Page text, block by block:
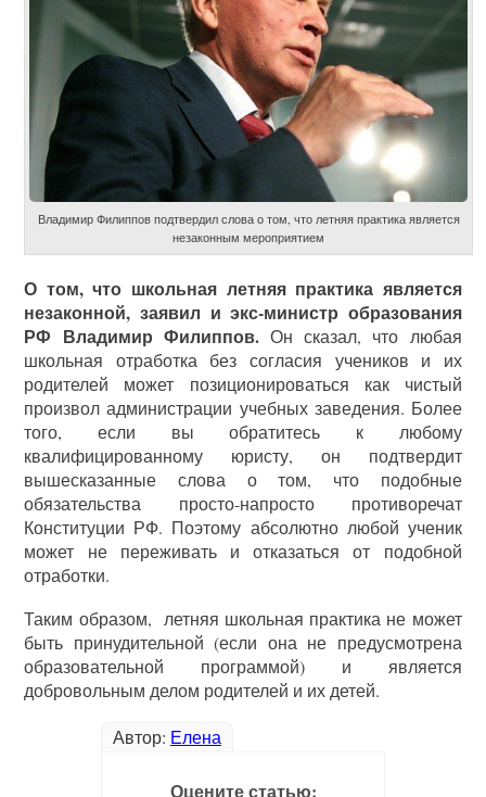
Владимир Филиппов подтвердил слова о том, что летняя практика является
незаконным мероприятием
О том, что школьная летняя практика является
незаконной, заявил и экс-министр образования
РФ Владимир Филиппов.Он сказал, что любая
школьная отработка без согласия учеников и их
родителей может позиционироваться как чистый
произвол администрации учебных заведения. Более
того, если вы обратитесь к любому
квалифицированному юристу, он подтвердит
вышесказанные слова о том, что подобные
обязательства просто-напросто противоречат
Конституции РФ. Поэтому абсолютно любой ученик
может не переживать и отказаться от подобной
отработки.
Таким образом, летняя школьная практика не может
быть принудительной (если она не предусмотрена
образовательной программой) и является
добровольным делом родителей и их детей.
Автор: Елена
Оцените статью: